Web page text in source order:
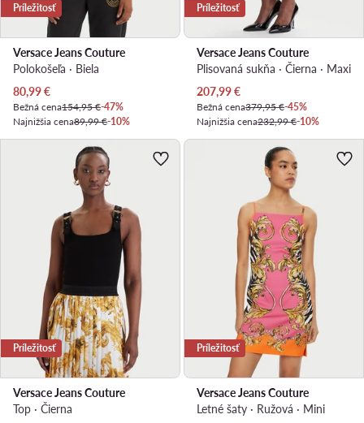
Príležitosť
Versace Jeans Couture
Polokošeľa · Biela
Aktuálna cena
80,99€
Bežná cena154,95 €-47%
Najnižšia cena89,99 €-10%
Príležitosť
Versace Jeans Couture
Plisovaná sukňa · Čierna · Maxi
Aktuálna cena
207,99€
Bežná cena379,95 €-45%
Najnižšia cena232,99 €-10%
Príležitosť
Versace Jeans Couture
Top · Čierna
Príležitosť
Versace Jeans Couture
Letné šaty · Ružová · Mini